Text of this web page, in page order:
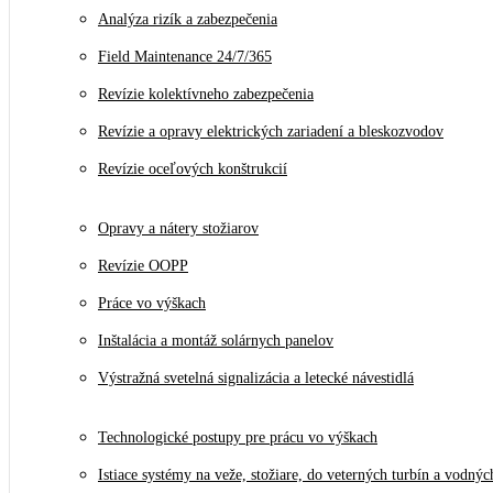
Analýza rizík a zabezpečenia
Field Maintenance 24/7/365
Revízie kolektívneho zabezpečenia
Revízie a opravy elektrických zariadení a bleskozvodov
Revízie oceľových konštrukcií
Opravy a nátery stožiarov
Revízie OOPP
Práce vo výškach
Inštalácia a montáž solárnych panelov
Výstražná svetelná signalizácia a letecké návestidlá
Technologické postupy pre prácu vo výškach
Istiace systémy na veže, stožiare, do veterných turbín a